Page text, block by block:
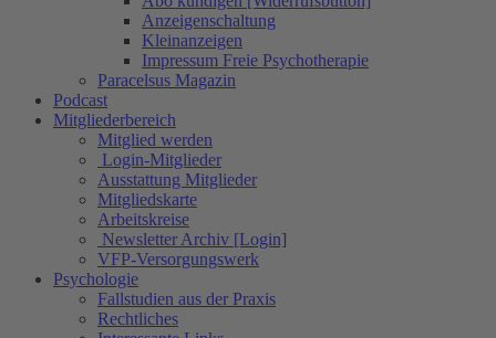
Anzeigenschaltung
Kleinanzeigen
Impressum Freie Psychotherapie
Paracelsus Magazin
Podcast
Mitgliederbereich
Mitglied werden
Login-Mitglieder
Ausstattung Mitglieder
Mitgliedskarte
Arbeitskreise
Newsletter Archiv [Login]
VFP-Versorgungswerk
Psychologie
Fallstudien aus der Praxis
Rechtliches